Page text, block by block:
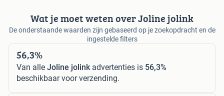
Wat je moet weten over Joline jolink
De onderstaande waarden zijn gebaseerd op je zoekopdracht en de
ingestelde filters
56,3%
Van alle Joline jolink advertenties is 56,3%
beschikbaar voor verzending.